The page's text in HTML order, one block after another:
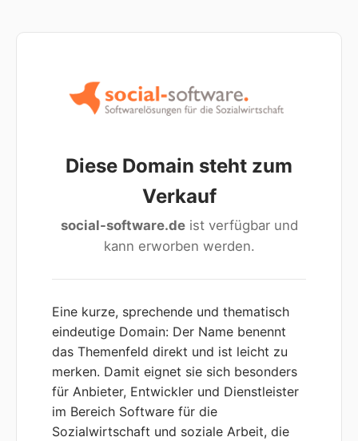
Diese Domain steht zum
Verkauf
social-software.deist verfügbar und
kann erworben werden.
Eine kurze, sprechende und thematisch
eindeutige Domain: Der Name benennt
das Themenfeld direkt und ist leicht zu
merken. Damit eignet sie sich besonders
für Anbieter, Entwickler und Dienstleister
im Bereich Software für die
Sozialwirtschaft und soziale Arbeit, die